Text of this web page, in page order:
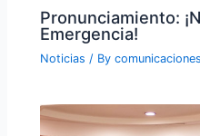
Pronunciamiento:
Emergencia!
Noticias / Bycomunicaciones